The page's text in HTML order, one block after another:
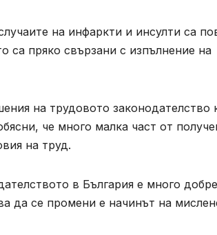
на инфаркти и инсулти са
са пряко свързани с изпълнение на
на трудовото законодателство
че много малка част от
на труд.
в България е много добре
да се промени е начинът на